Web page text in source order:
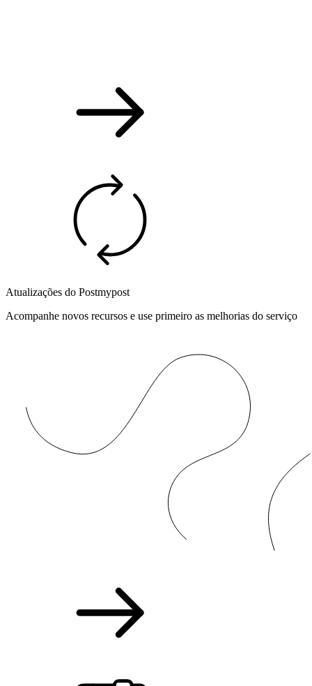
Atualizações do Postmypost
Acompanhe novos recursos e use primeiro as melhorias do serviço